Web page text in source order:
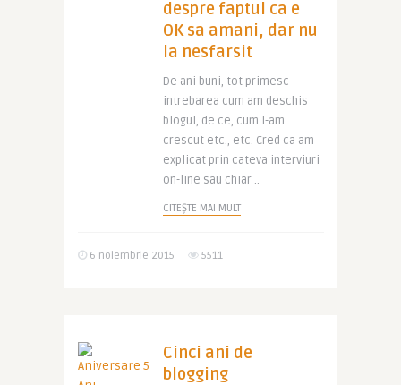
despre faptul ca e
OK sa amani, dar nu
la nesfarsit
De ani buni, tot primesc
intrebarea cum am deschis
blogul, de ce, cum l-am
crescut etc., etc. Cred ca am
explicat prin cateva interviuri
on-line sau chiar ..
CITEȘTE MAI MULT
6 noiembrie 2015 5511
Cinci ani de
blogging